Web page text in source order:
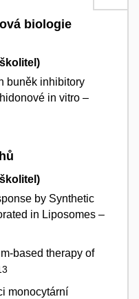
biologie
buněk inhibitory
in vitro –
by Synthetic
in Liposomes –
based therapy of
monocytární